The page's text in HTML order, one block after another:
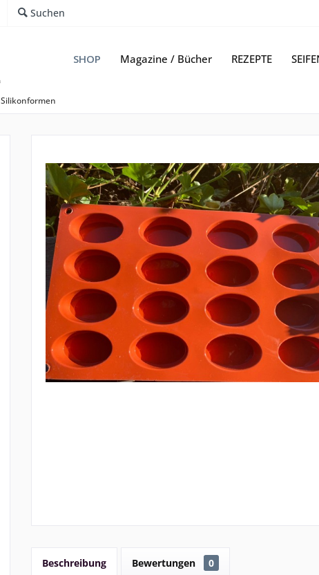
Suchen
SHOP Magazine / Bücher REZEPTE
Silikonformen
Beschreibung Bewertungen 0